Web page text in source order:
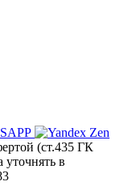
(ст.435 ГК
в